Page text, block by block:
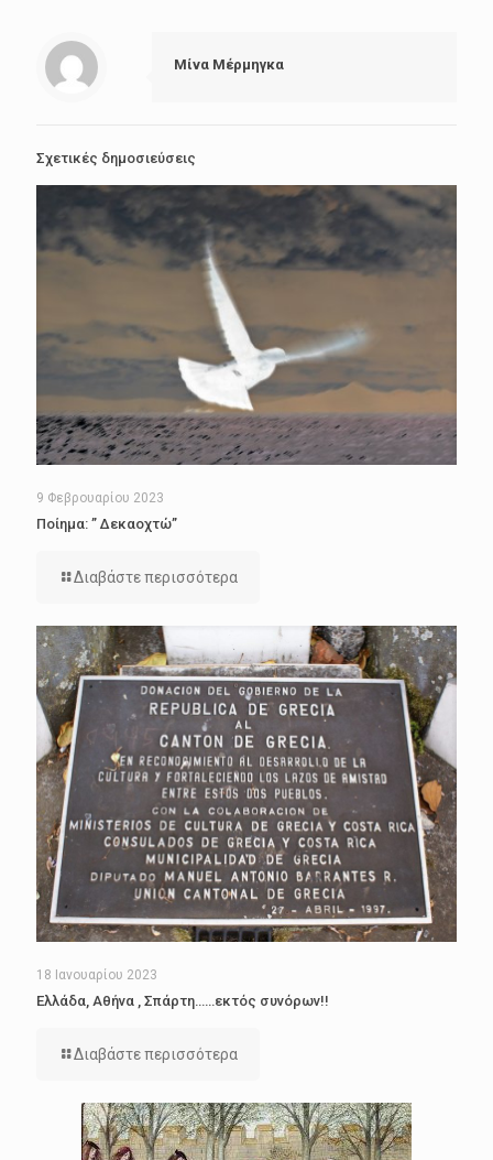
Μίνα Μέρμηγκα
Σχετικές δημοσιεύσεις
9 Φεβρουαρίου 2023
Ποίημα: ” Δεκαοχτώ”
Διαβάστε περισσότερα
18 Ιανουαρίου 2023
Ελλάδα, Αθήνα , Σπάρτη……εκτός συνόρων!!
Διαβάστε περισσότερα